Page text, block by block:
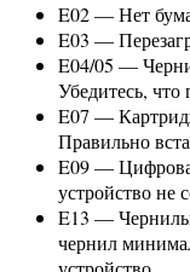
E02 — Нет
E03 —
E04/05 —
Убедитесь, что
E07 —
Правильно
E09 —
устройство не
E13 —
чернил